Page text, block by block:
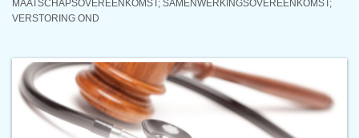
MAATSCHAPSOVEREENKOMST; SAMENWERKINGSOVEREENKOMST;
VERSTORING OND